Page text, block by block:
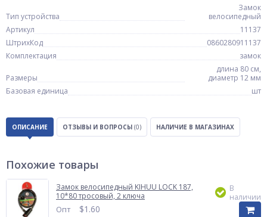
Тип устройства
Замок
велосипедный
Артикул
11137
ШтрихКод
0860280911137
Комплектация
замок
Размеры
длина 80 см,
диаметр 12 мм
Базовая единица
шт
ОПИСАНИЕ ОТЗЫВЫ И ВОПРОСЫ (0) НАЛИЧИЕ В МАГАЗИНАХ
Похожие товары
Замок велосипедный KIHUU LOCK 187,
10*80 тросовый, 2 ключа
Опт $1.60
В
наличии